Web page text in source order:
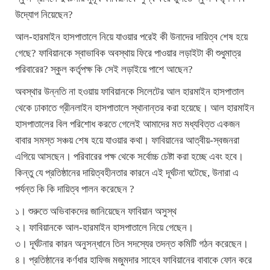
উদ্যোগ নিয়েছেন?
আল-হারমাইন হাসপাতালে নিয়ে যাওয়ার পরেই কী উনাদের দায়িত্ব শেষ হয়ে
গেছে? ফাবিয়ানকে স্বাভাবিক অবস্থায় ফিরে পাওয়ার লড়াইটা কী শুধুমাত্র
পরিবারের? স্কুল কর্তৃপক্ষ কি সেই লড়াইয়ে পাশে আছেন?
অবস্থার উন্নতি না হওয়ায় ফাবিয়ানকে সিলেটের আল হারমাইন হাসপাতাল
থেকে ঢাকাতে গ্রীনলাইন হাসপাতালে স্থানান্তর করা হয়েছে। আল হারমাইন
হাসপাতালের বিল পরিশোধ করতে গেলেই আমাদের মত মধ্যবিত্ত একজন
বাবার সমস্ত সঞ্চয় শেষ হয়ে যাওয়ার কথা। ফাবিয়ানের আত্বীয়-স্বজনরা
এগিয়ে আসছেন। পরিবারের পক্ষ থেকে সর্বোচ্চ চেষ্টা করা হচ্ছে এবং হবে।
কিন্তু যে প্রতিষ্ঠানের দায়িত্বহীনতার কারনে এই দূর্ঘটনা ঘটেছে, উনারা এ
পর্যন্ত কি কি দায়িত্ব পালন করেছেন ?
১। শুরুতে অভিবাকদের জানিয়েছেন ফাবিয়ান অসুস্থ
২। ফাবিয়ানকে আল-হারমাইন হাসপাতালে নিয়ে গেছেন।
৩। দূর্ঘটনার কারন অনুসন্ধানে তিন সদস্যের তদন্ত কমিটি গঠন করেছেন।
৪। প্রতিষ্ঠানের কর্ণধার হাফিজ মজুমদার সাহেব ফাবিয়ানের বাবাকে ফোন করে